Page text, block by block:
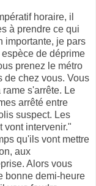
horaire, il
à prendre ce qui
importante, je pars
de déprime
prenez le métro
de chez vous. Vous
s'arrête. Le
arrêté entre
suspect. Les
vont intervenir."
qu'ils vont mettre
aux
Alors vous
bonne demi-heure